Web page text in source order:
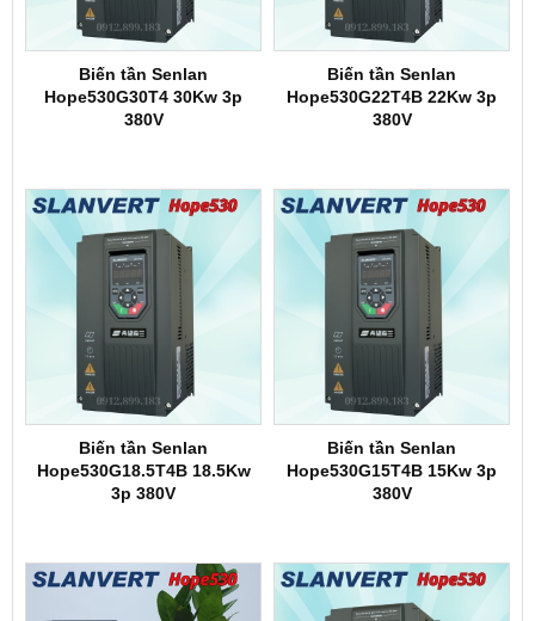
Biến tần Senlan
Hope530G30T4 30Kw 3p
380V
Biến tần Senlan
Hope530G22T4B 22Kw 3p
380V
Biến tần Senlan
Hope530G18.5T4B 18.5Kw
3p 380V
Biến tần Senlan
Hope530G15T4B 15Kw 3p
380V